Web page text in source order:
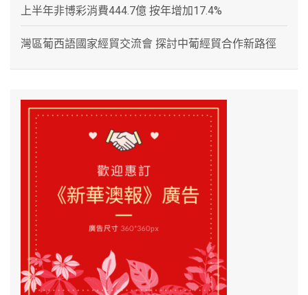
上半年非博彩消費444.7億 按年增加17.4%
灣區葡西語國家經貿交流會 探討中葡經貿合作新路徑